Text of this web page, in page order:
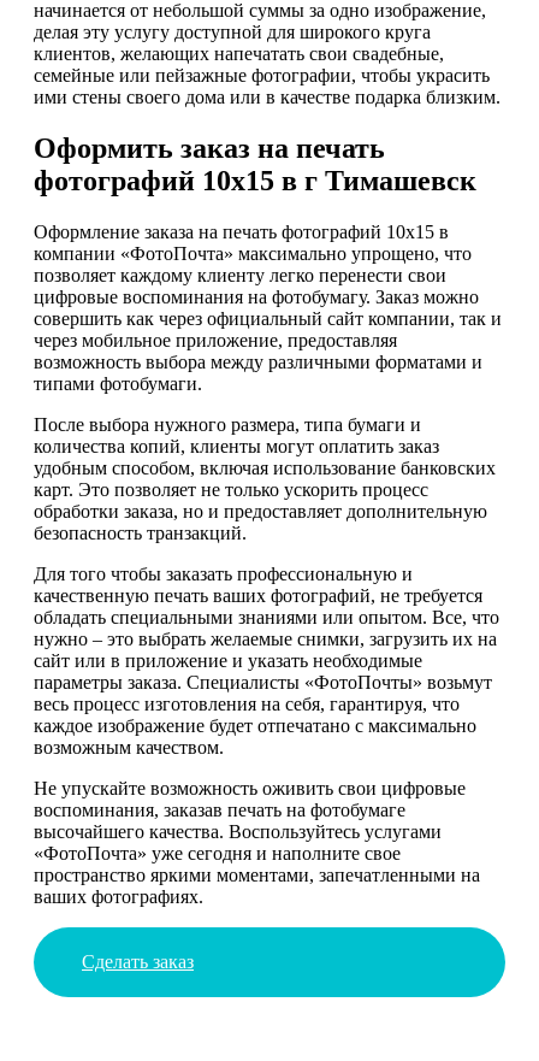
начинается от небольшой суммы за одно изображение,
делая эту услугу доступной для широкого круга
клиентов, желающих напечатать свои свадебные,
семейные или пейзажные фотографии, чтобы украсить
ими стены своего дома или в качестве подарка близким.
Оформить заказ на печать
фотографий 10х15 в г Тимашевск
Оформление заказа на печать фотографий 10х15 в
компании «ФотоПочта» максимально упрощено, что
позволяет каждому клиенту легко перенести свои
цифровые воспоминания на фотобумагу. Заказ можно
совершить как через официальный сайт компании, так и
через мобильное приложение, предоставляя
возможность выбора между различными форматами и
типами фотобумаги.
После выбора нужного размера, типа бумаги и
количества копий, клиенты могут оплатить заказ
удобным способом, включая использование банковских
карт. Это позволяет не только ускорить процесс
обработки заказа, но и предоставляет дополнительную
безопасность транзакций.
Для того чтобы заказать профессиональную и
качественную печать ваших фотографий, не требуется
обладать специальными знаниями или опытом. Все, что
нужно – это выбрать желаемые снимки, загрузить их на
сайт или в приложение и указать необходимые
параметры заказа. Специалисты «ФотоПочты» возьмут
весь процесс изготовления на себя, гарантируя, что
каждое изображение будет отпечатано с максимально
возможным качеством.
Не упускайте возможность оживить свои цифровые
воспоминания, заказав печать на фотобумаге
высочайшего качества. Воспользуйтесь услугами
«ФотоПочта» уже сегодня и наполните свое
пространство яркими моментами, запечатленными на
ваших фотографиях.
Сделать заказ